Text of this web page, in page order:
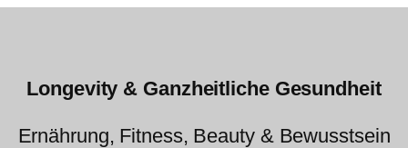
Longevity & Ganzheitliche Gesundheit
Ernährung, Fitness, Beauty & Bewusstsein